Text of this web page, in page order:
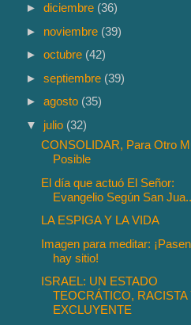
►diciembre (36)
► noviembre (39)
►octubre (42)
►septiembre (39)
►agosto (35)
▼ julio (32)
CONSOLIDAR, Para Otro
Posible
El día que actuó El Señor:
Evangelio Según San
LA ESPIGA Y LA VIDA
Imagen para meditar:
hay sitio!
ISRAEL: UN ESTADO
TEOCRÁTICO, RACISTA
EXCLUYENTE